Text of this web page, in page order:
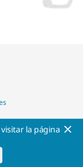
visitar la página